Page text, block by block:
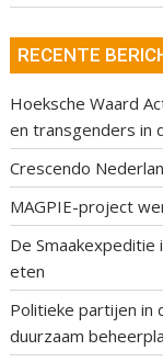
RECENTE
Hoeksche Waard
en transgenders in
Crescendo
MAGPIE-project
De
eten
Politieke partijen in
duurzaam